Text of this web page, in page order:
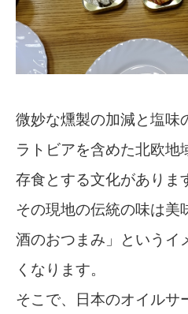
微妙な燻製の加減と塩味
ラトビアを含めた北欧地
存食とする文化がありま
その現地の伝統の味は美
酒のおつまみ」というイ
くなります。
そこで、日本のオイルサ